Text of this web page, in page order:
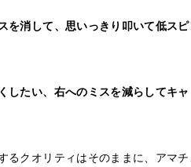
スを消して、思いっきり叩いて低ス
したい、右へのミスを減らしてキ
るクオリティはそのままに、アマ